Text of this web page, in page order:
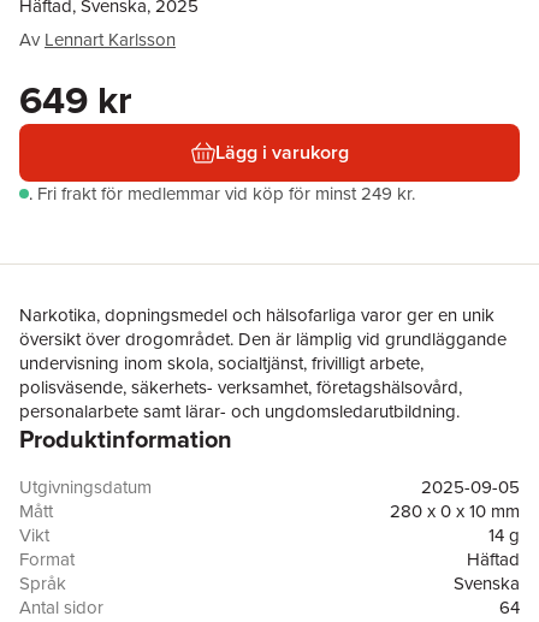
Häftad, Svenska, 2025
Av Lennart Karlsson
649 kr
Lägg i varukorg
. Fri frakt för medlemmar vid köp för minst 249 kr.
Narkotika, dopningsmedel och hälsofarliga varor ger en unik
översikt över drogområdet. Den är lämplig vid grundläggande
undervisning inom skola, socialtjänst, frivilligt arbete,
polisväsende, säkerhets- verksamhet, företagshälsovård,
personalarbete samt lärar- och ungdomsledarutbildning.
Skriften ges ut av Svenska Narkotikapolisföreningen i
Produktinformation
Utgivningsdatum
2025-09-05
Mått
280 x 0 x 10 mm
Vikt
14 g
Format
Häftad
Språk
Svenska
Antal sidor
64